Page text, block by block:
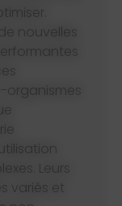
nouvelles
organismes
Leurs
variés et